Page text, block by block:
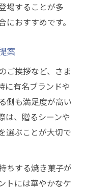
場することが多
おすすめです。
案
ご挨拶など、さま
に有名ブランドや
側も満足度が高い
は、贈るシーンや
選ぶことが大切で
ちする焼き菓子が
トには華やかなケ